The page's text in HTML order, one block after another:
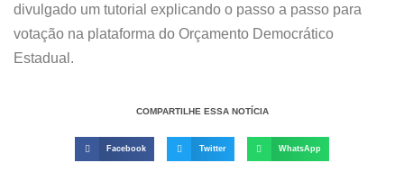
divulgado um tutorial explicando o passo a passo para
votação na plataforma do Orçamento Democrático
Estadual.
COMPARTILHE ESSA NOTÍCIA
Facebook Twitter WhatsApp